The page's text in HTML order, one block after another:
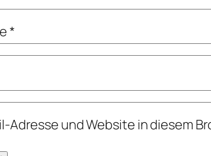
*
Adresse und Website in diesem